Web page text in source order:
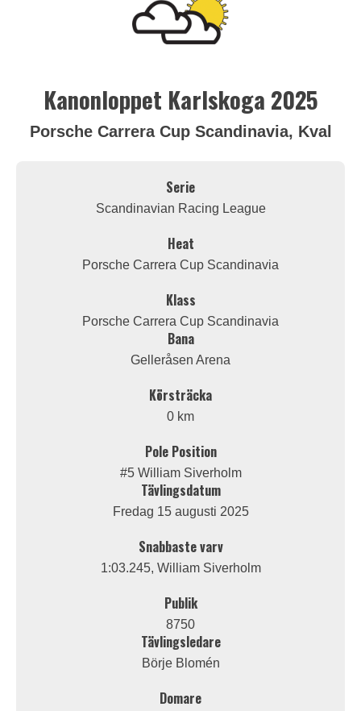
Kanonloppet Karlskoga 2025
Porsche Carrera Cup Scandinavia, Kval
Serie
Scandinavian Racing League
Heat
Porsche Carrera Cup Scandinavia
Klass
Porsche Carrera Cup Scandinavia
Bana
Gelleråsen Arena
Körsträcka
0 km
Pole Position
#5 William Siverholm
Tävlingsdatum
Fredag 15 augusti 2025
Snabbaste varv
1:03.245, William Siverholm
Publik
8750
Tävlingsledare
Börje Blomén
Domare